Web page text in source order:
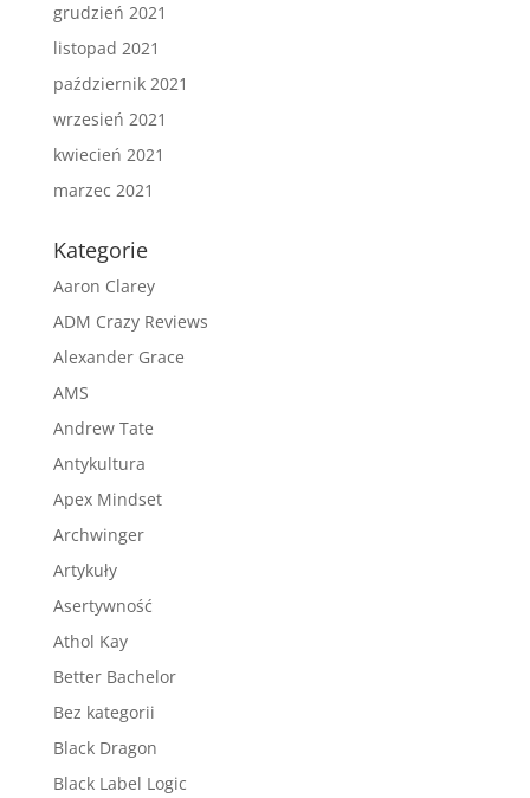
grudzień 2021
listopad 2021
październik 2021
wrzesień 2021
kwiecień 2021
marzec 2021
Kategorie
Aaron Clarey
ADM Crazy Reviews
Alexander Grace
AMS
Andrew Tate
Antykultura
Apex Mindset
Archwinger
Artykuły
Asertywność
Athol Kay
Better Bachelor
Bez kategorii
Black Dragon
Black Label Logic